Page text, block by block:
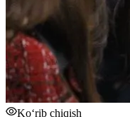
Ko‘rib chiqish